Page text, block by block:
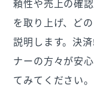
頼性や売上の確
を取り上げ、ど
説明します。決
ナーの方々が安
てみてください。